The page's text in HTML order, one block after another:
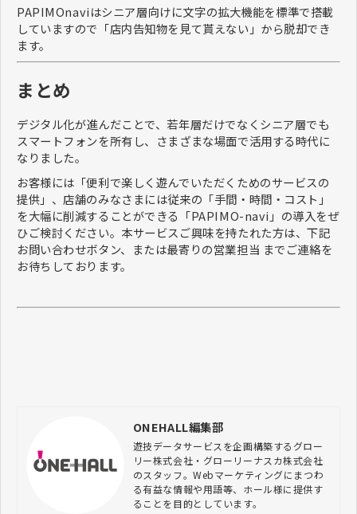
Eのリリースから読み解きます。
PAPIMOnaviはシニア層向けに文字の拡大機能を標準で搭載
していますので「店内告知物を見て貰えない」から脱却でき
ます。
まとめ
デジタル化が進んだことで、若年層だけでなくシニア層でも
スマートフォンを所有し、さまざまな場面で活用する時代に
なりました。
お客様には「便利で楽しく遊んでいただくためのサービスの
提供」、店舗のみなさまには従来の「手間・時間・コスト」
を大幅に削減することができる「PAPIMO-navi」の導入をぜ
ひご検討ください。本サービスご興味を持たれた方は、下記
お問い合わせボタン、または最寄りの営業担当 までご連絡を
お待ちしております。
ONEHALL編集部
遊技データサービスを企画構築するグロー
リー株式会社・グローリーナスカ株式会社
のスタッフ。Webマーケティングにまつわ
る有益な情報や用語等、ホール様に提供す
ることを目的としています。